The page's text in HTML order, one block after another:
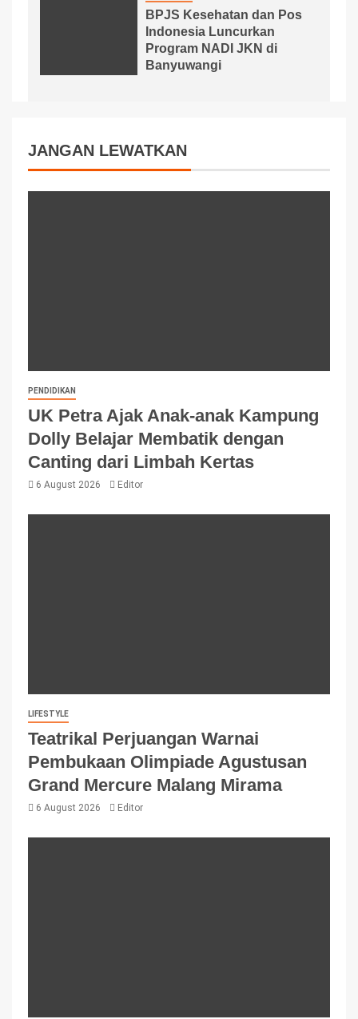
BPJS Kesehatan dan Pos
Indonesia Luncurkan
Program NADI JKN di
Banyuwangi
JANGAN LEWATKAN
PENDIDIKAN
UK Petra Ajak Anak-anak Kampung
Dolly Belajar Membatik dengan
Canting dari Limbah Kertas
6 August 2026 Editor
LIFESTYLE
Teatrikal Perjuangan Warnai
Pembukaan Olimpiade Agustusan
Grand Mercure Malang Mirama
6 August 2026 Editor